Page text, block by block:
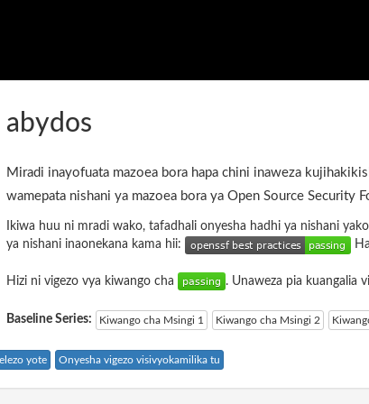
abydos
Miradi inayofuata mazoea bora hapa chini inaweza
wamepata nishani ya mazoea bora ya Open Source Security
Ikiwa huu ni mradi wako, tafadhali onyesha hadhi ya nishani
ya nishani inaonekana kama hii:
Hizi ni vigezo vya kiwango cha . Unaweza pia kuangalia
Baseline Series: Kiwango cha Msingi 1 Kiwango cha Msingi 2
yote Onyesha vigezo visivyokamilika tu